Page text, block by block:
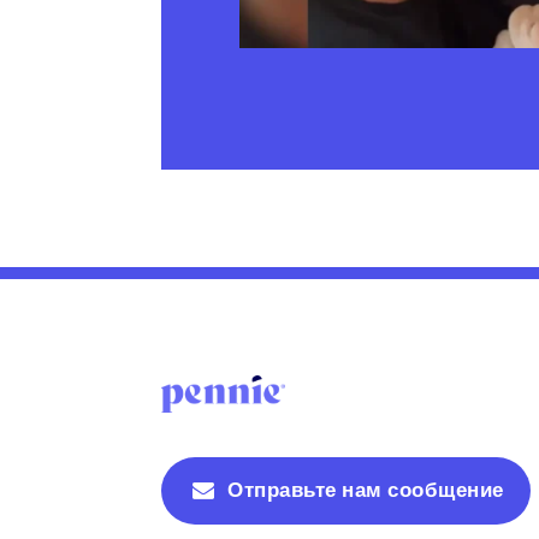
Отправьте нам сообщение